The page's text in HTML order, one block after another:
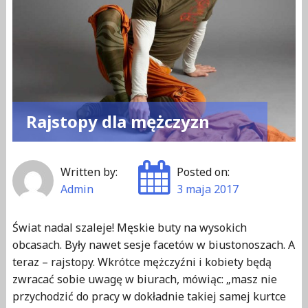
n
–
a
k
s
i
Rajstopy dla mężczyzn
Written by:
Admin
Posted on:
3 maja 2017
Świat nadal szaleje! Męskie buty na wysokich
obcasach. Były nawet sesje facetów w biustonoszach. A
teraz – rajstopy. Wkrótce mężczyźni i kobiety będą
zwracać sobie uwagę w biurach, mówiąc: „masz nie
przychodzić do pracy w dokładnie takiej samej kurtce